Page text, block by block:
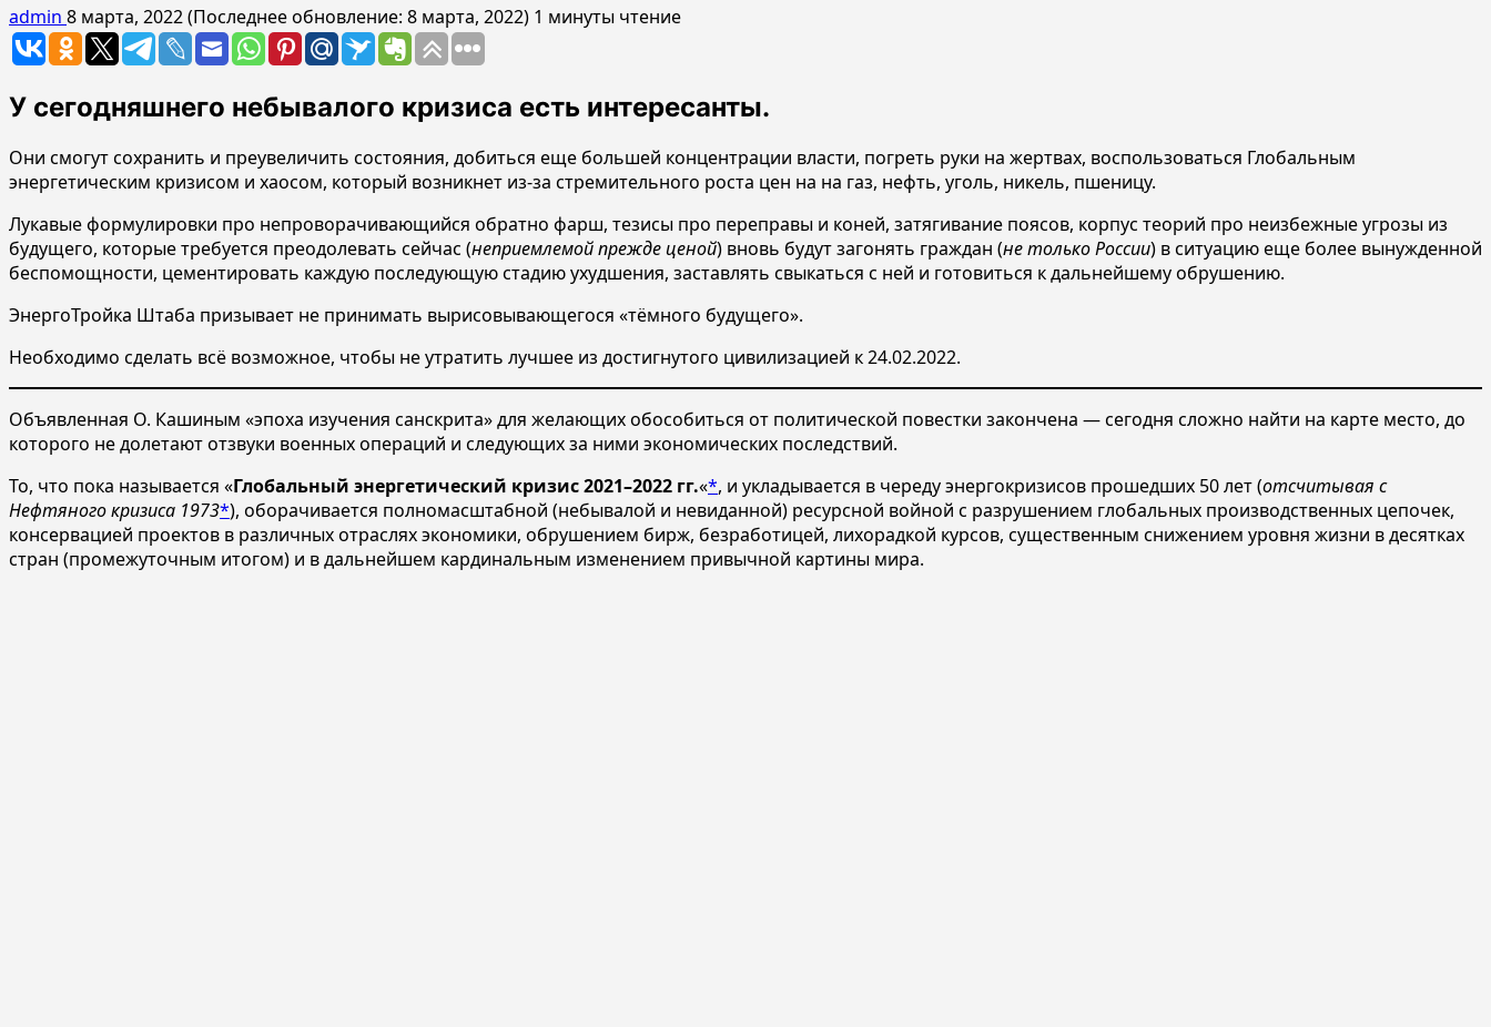
admin 8 марта, 2022 (Последнее обновление: 8 марта, 2022) 1 минуты чтение
У сегодняшнего небывалого кризиса есть интересанты.
Они смогут сохранить и преувеличить состояния, добиться еще большей концентрации власти, погреть руки на жертвах, воспользоваться Глобальным
энергетическим кризисом и хаосом, который возникнет из-за стремительного роста цен на на газ, нефть, уголь, никель, пшеницу.
Лукавые формулировки про непроворачивающийся обратно фарш, тезисы про переправы и коней, затягивание поясов, корпус теорий про неизбежные угрозы из
будущего, которые требуется преодолевать сейчас (неприемлемой прежде ценой) вновь будут загонять граждан (не только России) в ситуацию еще более вынужденной
беспомощности, цементировать каждую последующую стадию ухудшения, заставлять свыкаться с ней и готовиться к дальнейшему обрушению.
ЭнергоТройка Штаба призывает не принимать вырисовывающегося «тёмного будущего».
Необходимо сделать всё возможное, чтобы не утратить лучшее из достигнутого цивилизацией к 24.02.2022.
Объявленная О. Кашиным «эпоха изучения санскрита» для желающих обособиться от политической повестки закончена — сегодня сложно найти на карте место, до
которого не долетают отзвуки военных операций и следующих за ними экономических последствий.
То, что пока называется «Глобальный энергетический кризис 2021–2022 гг.«*, и укладывается в череду энергокризисов прошедших 50 лет (отсчитывая с
Нефтяного кризиса 1973*), оборачивается полномасштабной (небывалой и невиданной) ресурсной войной с разрушением глобальных производственных цепочек,
консервацией проектов в различных отраслях экономики, обрушением бирж, безработицей, лихорадкой курсов, существенным снижением уровня жизни в десятках
стран (промежуточным итогом) и в дальнейшем кардинальным изменением привычной картины мира.